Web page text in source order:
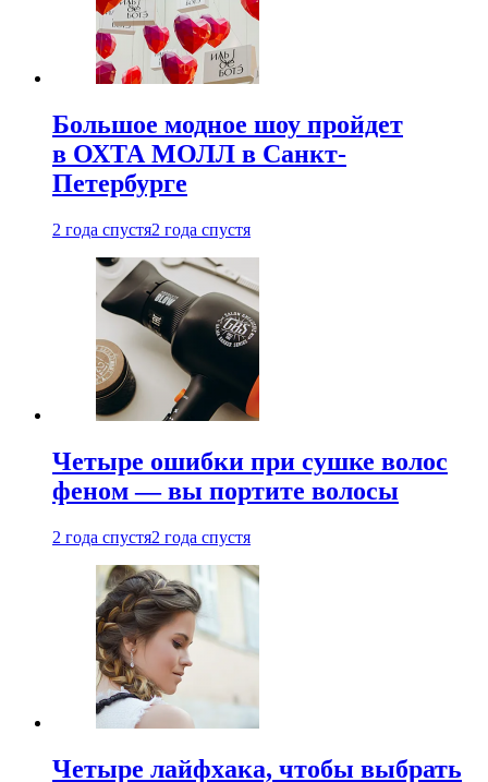
Большое модное шоу пройдет
в ОХТА МОЛЛ в Санкт-
Петербурге
2 года спустя2 года спустя
Четыре ошибки при сушке волос
феном — вы портите волосы
2 года спустя2 года спустя
Четыре лайфхака, чтобы выбрать